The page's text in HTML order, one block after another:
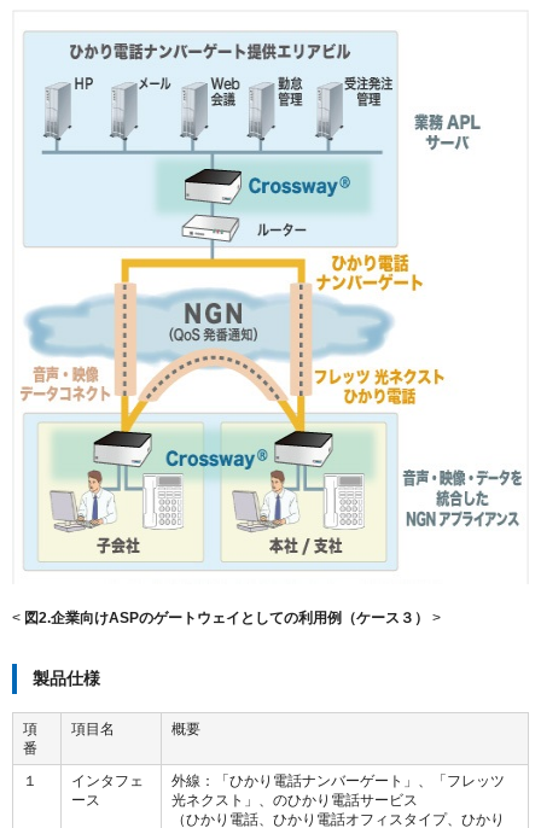
< 図2.企業向けASPのゲートウェイとしての利用例（ケース３） >
製品仕様
項
番
項目名 概要
１
インタフェ
ース
外線：「ひかり電話ナンバーゲート」、「フレッツ
光ネクスト」、のひかり電話サービス
（ひかり電話、ひかり電話オフィスタイプ、ひかり